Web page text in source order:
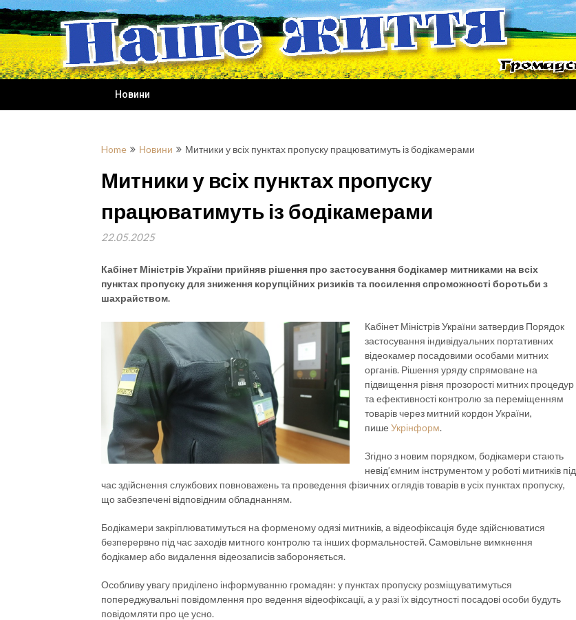
Skip
to
content
Новини
Home Новини Митники у всіх пунктах пропуску працюватимуть із бодікамерами
Митники у всіх пунктах пропуску
працюватимуть із бодікамерами
22.05.2025
Кабінет Міністрів України прийняв рішення про застосування бодікамер митниками на всіх
пунктах пропуску для зниження корупційних ризиків та посилення спроможності боротьби з
шахрайством.
Кабінет Міністрів України затвердив Порядок
застосування індивідуальних портативних
відеокамер посадовими особами митних
органів. Рішення уряду спрямоване на
підвищення рівня прозорості митних процедур
та ефективності контролю за переміщенням
товарів через митний кордон України,
пише Укрінформ.
Згідно з новим порядком, бодікамери стають
невід’ємним інструментом у роботі митників під
час здійснення службових повноважень та проведення фізичних оглядів товарів в усіх пунктах пропуску,
що забезпечені відповідним обладнанням.
Бодікамери закріплюватимуться на форменому одязі митників, а відеофіксація буде здійснюватися
безперервно під час заходів митного контролю та інших формальностей. Самовільне вимкнення
бодікамер або видалення відеозаписів забороняється.
Особливу увагу приділено інформуванню громадян: у пунктах пропуску розміщуватимуться
попереджувальні повідомлення про ведення відеофіксації, а у разі їх відсутності посадові особи будуть
повідомляти про це усно.